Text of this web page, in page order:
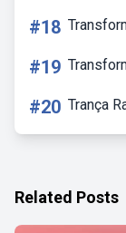
#18
#19
#20 Trança
Related Posts